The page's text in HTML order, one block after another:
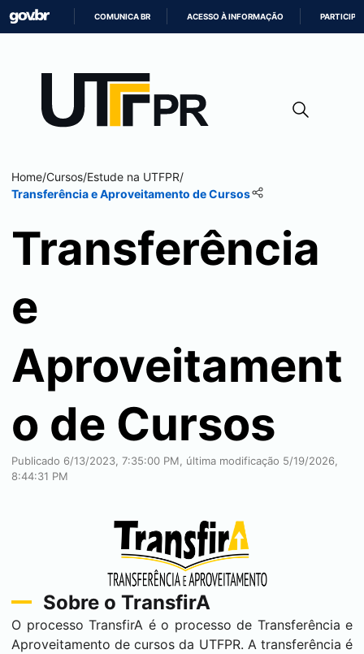
CONTEÚDO
COMUNICA BR ACESSO À INFORMAÇÃO PARTICIPE
Home/Cursos/Estude na UTFPR/
Transferência e Aproveitamento de Cursos
Transferência
e
Aproveitament
o de Cursos
Publicado 6/13/2023, 7:35:00 PM, última modificação 5/19/2026,
8:44:31 PM
Sobre o TransfirA
O processo TransfirA é o processo de Transferência e
Aproveitamento de cursos da UTFPR. A transferência é